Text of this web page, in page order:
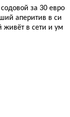
за 30 евро
аперитив в си
живёт в сети и ум